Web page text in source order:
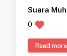
Suara
0
Read more